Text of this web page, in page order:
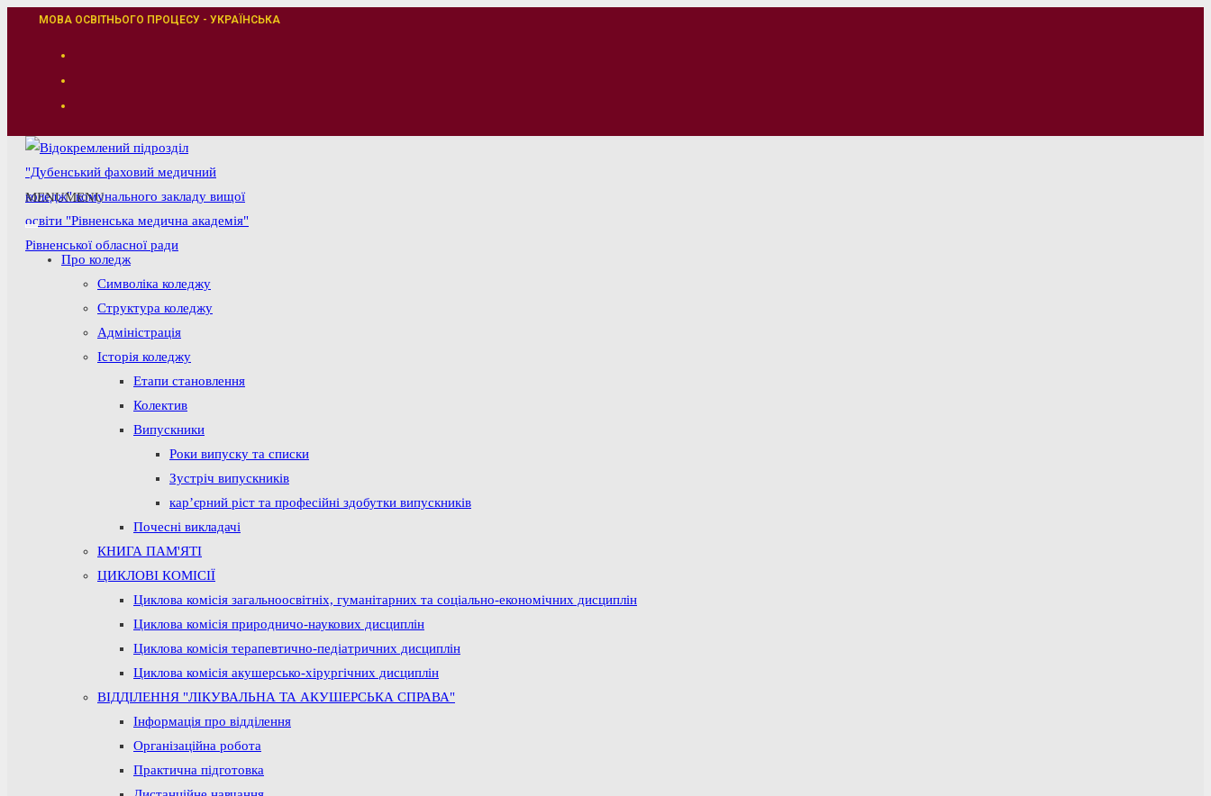
ПерейтиМОВА ОСВІТНЬОГО ПРОЦЕСУ - УКРАЇНСЬКА
MENUMENU
Про коледж
Символіка коледжу
Структура коледжу
Адміністрація
Історія коледжу
Етапи становлення
Колектив
Випускники
Роки випуску та списки
Зустріч випускників
кар’єрний ріст та професійні здобутки випускників
Почесні викладачі
КНИГА ПАМ'ЯТІ
ЦИКЛОВІ КОМІСІЇ
Циклова комісія загальноосвітніх, гуманітарних та соціально-економічних дисциплін
Циклова комісія природничо-наукових дисциплін
Циклова комісія терапевтично-педіатричних дисциплін
Циклова комісія акушерсько-хірургічних дисциплін
ВІДДІЛЕННЯ "ЛІКУВАЛЬНА ТА АКУШЕРСЬКА СПРАВА"
Інформація про відділення
Організаційна робота
Практична підготовка